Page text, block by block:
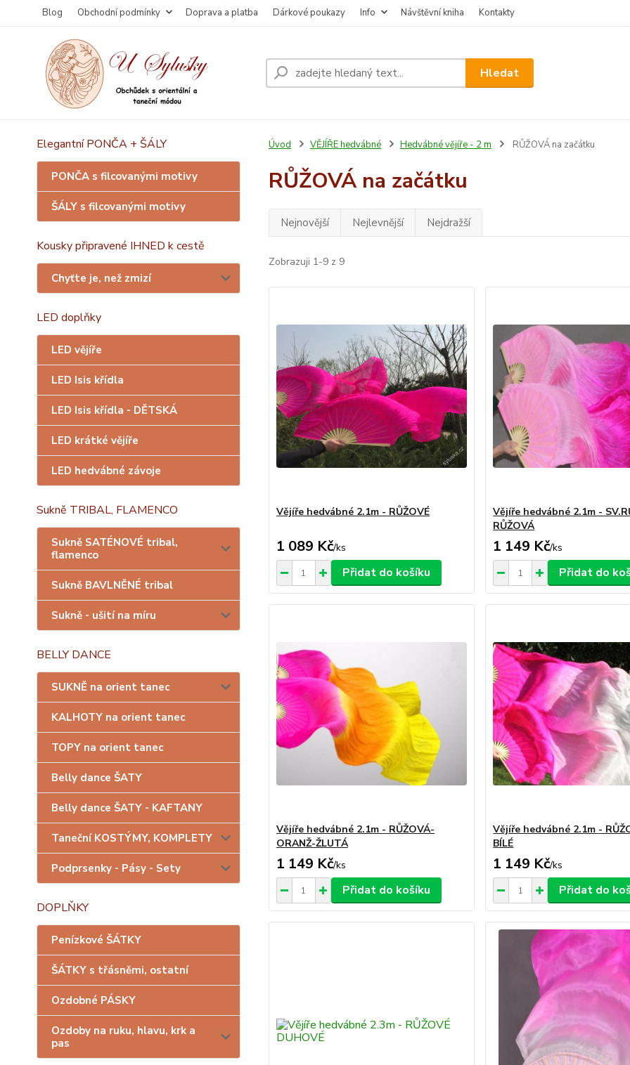
Blog Obchodní podmínky Doprava a platba Dárkové poukazy Info Návštěvní kniha Kontakty
Hledat
Elegantní PONČA + ŠÁLY
PONČA s filcovanými motivy
ŠÁLY s filcovanými motivy
Kousky připravené IHNED k cestě
Chyťte je, než zmizí
LED doplňky
LED vějíře
LED Isis křídla
LED Isis křídla - DĚTSKÁ
LED krátké vějíře
LED hedvábné závoje
Sukně TRIBAL, FLAMENCO
Sukně SATÉNOVÉ tribal,
flamenco
Sukně BAVLNĚNÉ tribal
Sukně - ušití na míru
BELLY DANCE
SUKNĚ na orient tanec
KALHOTY na orient tanec
TOPY na orient tanec
Belly dance ŠATY
Belly dance ŠATY - KAFTANY
Taneční KOSTÝMY, KOMPLETY
Podprsenky - Pásy - Sety
DOPLŇKY
Penízkové ŠÁTKY
ŠÁTKY s třásněmi, ostatní
Ozdobné PÁSKY
Ozdoby na ruku, hlavu, krk a
pas
Úvod VĚJÍŘE hedvábné Hedvábné vějíře - 2 m RŮŽOVÁ na začátku
RŮŽOVÁ na začátku
Nejnovější Nejlevnější Nejdražší
Zobrazuji 1-9 z 9
Vějíře hedvábné 2.1m - RŮŽOVÉ
1 089 Kč/ks
Přidat do košíku
Vějíře hedvábné 2.1m -
RŮŽOVÁ
1 149 Kč/ks
Přidat do
Vějíře hedvábné 2.1m - RŮŽOVÁ-
ORANŽ-ŽLUTÁ
1 149 Kč/ks
Přidat do košíku
Vějíře hedvábné 2.1m -
BÍLÉ
1 149 Kč/ks
Přidat do